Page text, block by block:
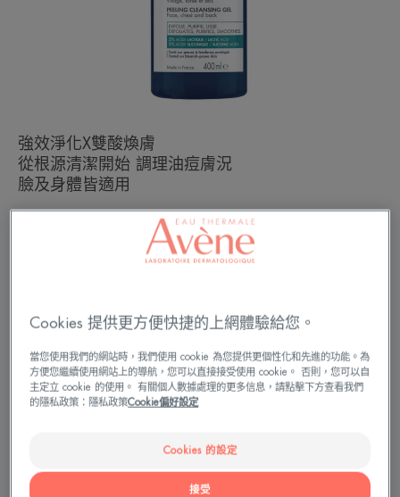
強效淨化X雙酸煥膚
從根源清潔開始 調理油痘膚況
臉及身體皆適用
青少年 - 成人
肌膚類型
混合性肌膚 - 易有粉刺的皮膚
Cookies 提供更方便快捷的上網體驗給您。
當您使用我們的網站時，我們使用 cookie 為您提供更個性化和先進的功能。為
方便您繼續使用網站上的導航，您可以直接接受使用 cookie。 否則，您可以自
主定立 cookie 的使用。 有關個人數據處理的更多信息，請點擊下方查看我們
的隱私政策：隱私政策Cookie偏好設定
Cookies 的設定
接受